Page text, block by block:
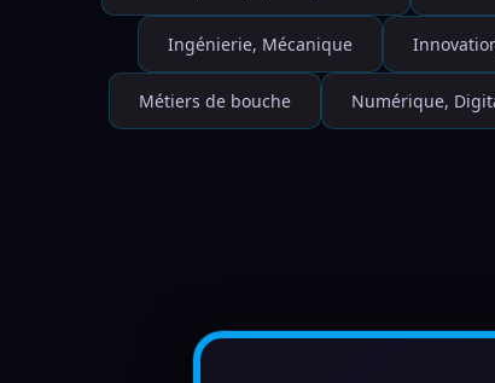
Ingénierie, Mécanique
Métiers de bouche Numérique,